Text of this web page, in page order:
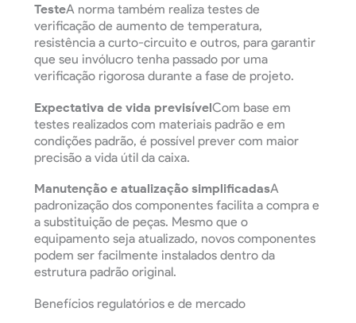
TesteA norma também realiza testes de
verificação de aumento de temperatura,
resistência a curto-circuito e outros, para garantir
que seu invólucro tenha passado por uma
verificação rigorosa durante a fase de projeto.
Expectativa de vida previsívelCom base em
testes realizados com materiais padrão e em
condições padrão, é possível prever com maior
precisão a vida útil da caixa.
Manutenção e atualização simplificadasA
padronização dos componentes facilita a compra e
a substituição de peças. Mesmo que o
equipamento seja atualizado, novos componentes
podem ser facilmente instalados dentro da
estrutura padrão original.
Benefícios regulatórios e de mercado